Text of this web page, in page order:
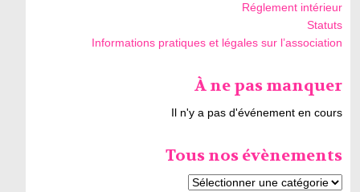
Réglement intérieur
Statuts
Informations pratiques et légales sur l’association
À ne pas manquer
Il n'y a pas d'événement en cours
Tous nos évènements